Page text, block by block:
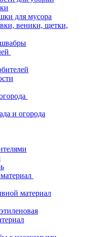
для мусора
веники, щетки,
и огорода
материал